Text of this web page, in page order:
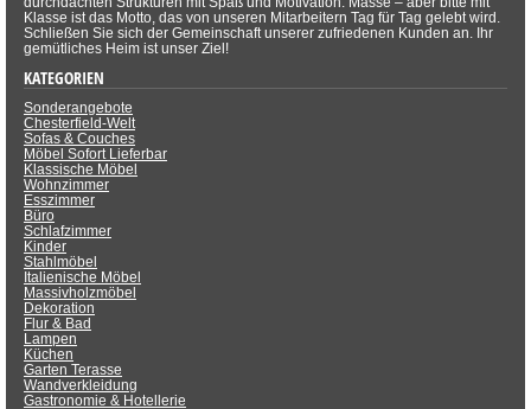
Klasse ist das Motto, das von unseren Mitarbeitern Tag für Tag gelebt wird.
Schließen Sie sich der Gemeinschaft unserer zufriedenen Kunden an. Ihr
gemütliches Heim ist unser Ziel!
KATEGORIEN
Sonderangebote
Chesterfield-Welt
Sofas & Couches
Möbel Sofort Lieferbar
Klassische Möbel
Wohnzimmer
Esszimmer
Büro
Schlafzimmer
Kinder
Stahlmöbel
Italienische Möbel
Massivholzmöbel
Dekoration
Flur & Bad
Lampen
Küchen
Garten Terasse
Wandverkleidung
Gastronomie & Hotellerie